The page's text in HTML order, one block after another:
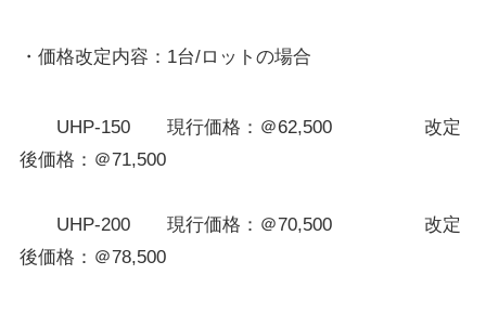
・価格改定内容：1台/ロットの場合
UHP-150 現行価格：＠62,500 改定
後価格：＠71,500
UHP-200 現行価格：＠70,500 改定
後価格：＠78,500